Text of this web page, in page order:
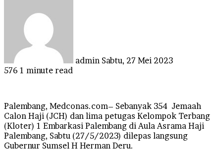
admin Sabtu, 27 Mei 2023
576 1 minute read
Palembang, Medconas.com– Sebanyak 354 Jemaah
Calon Haji (JCH) dan lima petugas Kelompok Terbang
(Kloter) 1 Embarkasi Palembang di Aula Asrama Haji
Palembang, Sabtu (27/5/2023) dilepas langsung
Gubernur Sumsel H Herman Deru.